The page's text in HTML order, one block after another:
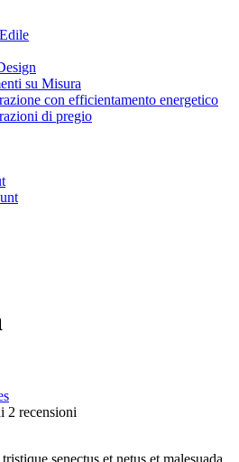
su Misura
con efficientamento energetico
di pregio
2 recensioni
senectus et netus et malesuada